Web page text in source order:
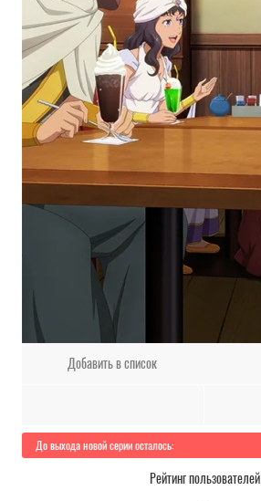
Добавить в список
До выхода новой серии осталось:
Рейтинг пользователей